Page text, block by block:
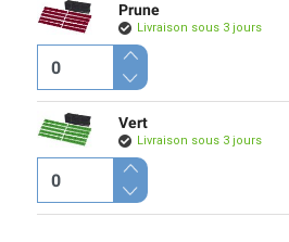
Prune
Livraison sous 3 jours
Vert
Livraison sous 3 jours